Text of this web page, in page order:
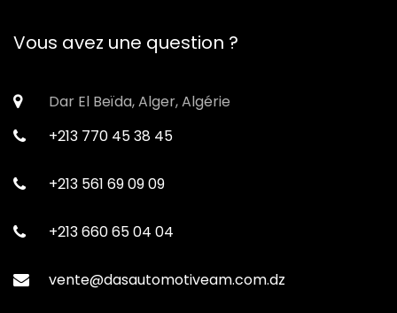
Vous avez une question ?
Dar El Beïda, Alger, Algérie
+213 770 45 38 45
+213 561 69 09 09
+213 660 65 04 04
vente@dasautomotiveam.com.dz